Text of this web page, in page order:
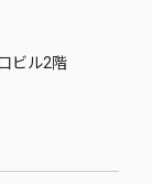
ビル2階